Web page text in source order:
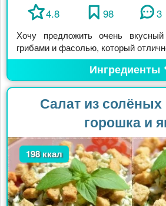
4.8 98 3
Хочу предложить очень
грибами и фасолью, который
Ингредиенты
Салат из солёных
горошка и
198 ккал